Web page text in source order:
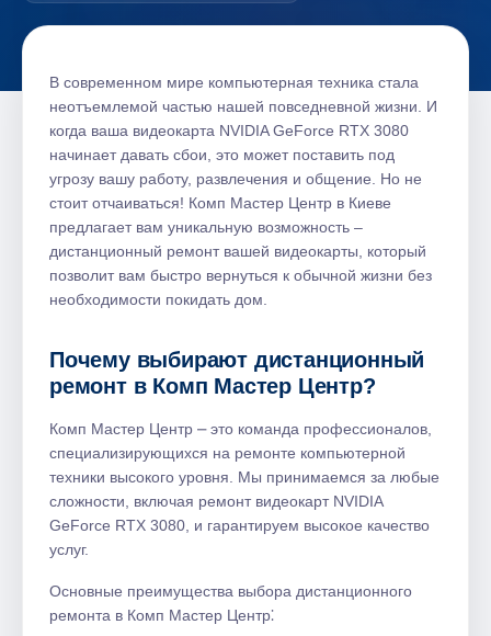
В современном мире компьютерная техника стала
неотъемлемой частью нашей повседневной жизни. И
когда ваша видеокарта NVIDIA GeForce RTX 3080
начинает давать сбои, это может поставить под
угрозу вашу работу, развлечения и общение. Но не
стоит отчаиваться! Комп Мастер Центр в Киеве
предлагает вам уникальную возможность –
дистанционный ремонт вашей видеокарты, который
позволит вам быстро вернуться к обычной жизни без
необходимости покидать дом.
Почему выбирают дистанционный
ремонт в Комп Мастер Центр?
Комп Мастер Центр ⎼ это команда профессионалов,
специализирующихся на ремонте компьютерной
техники высокого уровня. Мы принимаемся за любые
сложности, включая ремонт видеокарт NVIDIA
GeForce RTX 3080, и гарантируем высокое качество
услуг.
Основные преимущества выбора дистанционного
ремонта в Комп Мастер Центр⁚